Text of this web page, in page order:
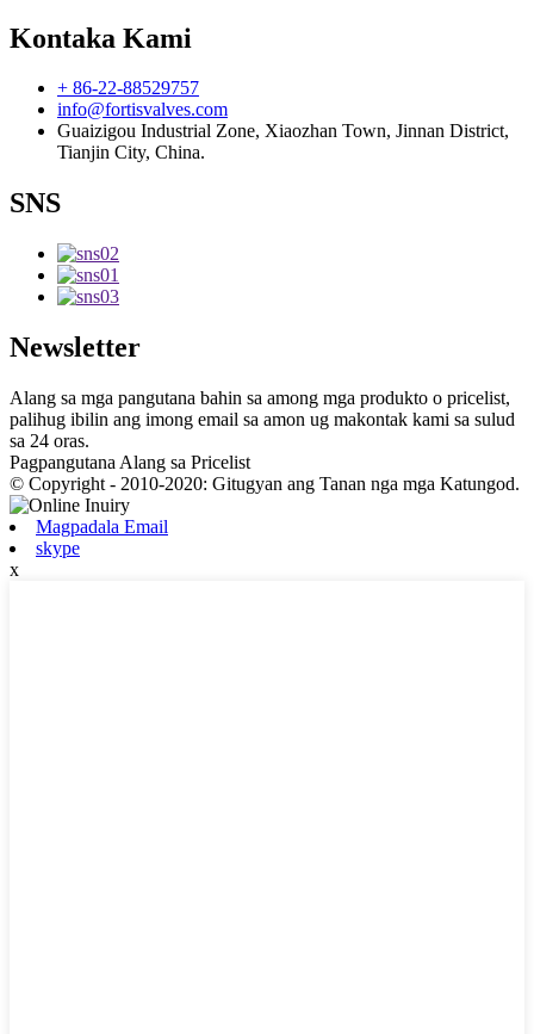
Kontaka Kami
+ 86-22-88529757
info@fortisvalves.com
Guaizigou Industrial Zone, Xiaozhan Town, Jinnan District,
Tianjin City, China.
SNS
Newsletter
Alang sa mga pangutana bahin sa among mga produkto o pricelist,
palihug ibilin ang imong email sa amon ug makontak kami sa sulud
sa 24 oras.
Pagpangutana Alang sa Pricelist
© Copyright - 2010-2020: Gitugyan ang Tanan nga mga Katungod.
Magpadala Email
skype
x